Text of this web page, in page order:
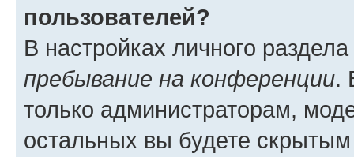
пользователей?
В настройках личного
пребывание на конференции.
только администраторам,
остальных вы будете